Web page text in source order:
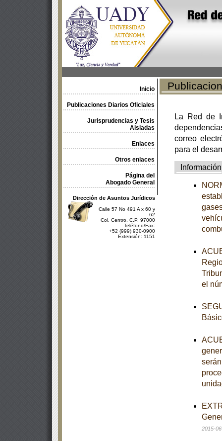
Inicio
Publicaciones Diarios Oficiales
Jurisprudencias y Tesis
Aisladas
Enlaces
Otros enlaces
Página del
Abogado General
Dirección de Asuntos Jurídicos
Calle 57 No 491 A x 60 y
62
Col. Centro, C.P. 97000
Teléfono/Fax:
+52 (999) 930-0900
Extensión: 1151
La Red de
correo
para el
Información
el
2015-